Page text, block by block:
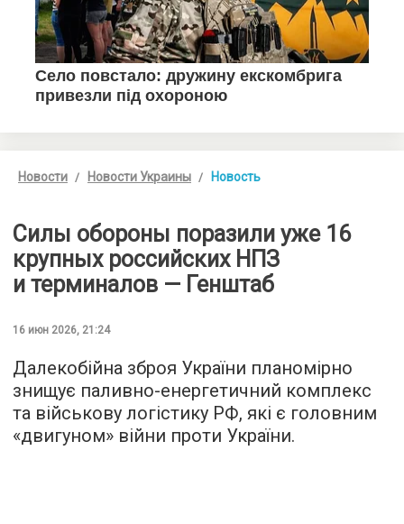
Новости Новости Украины Новость
Силы обороны поразили уже 16
крупных российских НПЗ
и терминалов — Генштаб
16 июн 2026, 21:24
Далекобійна зброя України планомірно
знищує паливно-енергетичний комплекс
та військову логістику РФ, які є головним
«двигуном» війни проти України.